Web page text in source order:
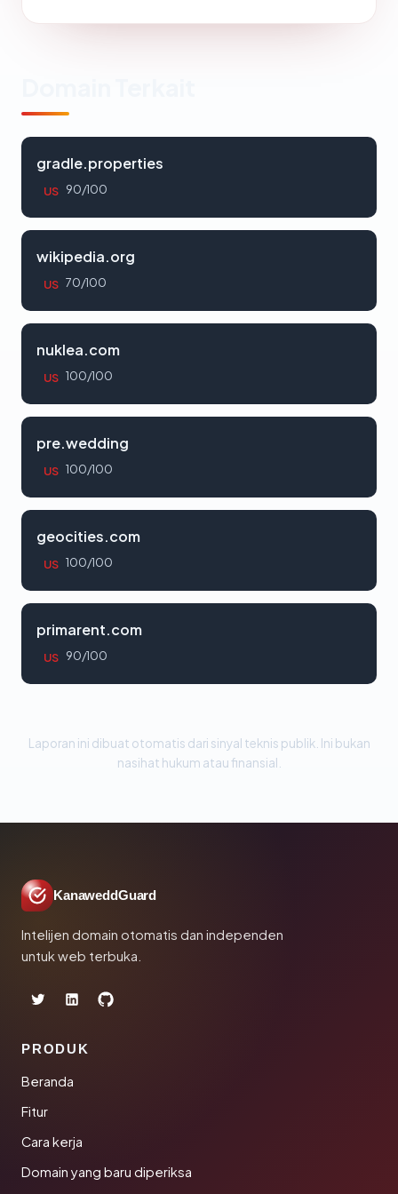
gradle.properties
US 90/100
wikipedia.org
US 70/100
nuklea.com
US 100/100
pre.wedding
US 100/100
geocities.com
US 100/100
primarent.com
US 90/100
Laporan ini dibuat otomatis dari sinyal teknis publik. Ini bukan
nasihat hukum atau finansial.
KanaweddGuard
Intelijen domain otomatis dan independen
untuk web terbuka.
PRODUK
Beranda
Fitur
Cara kerja
Domain yang baru diperiksa